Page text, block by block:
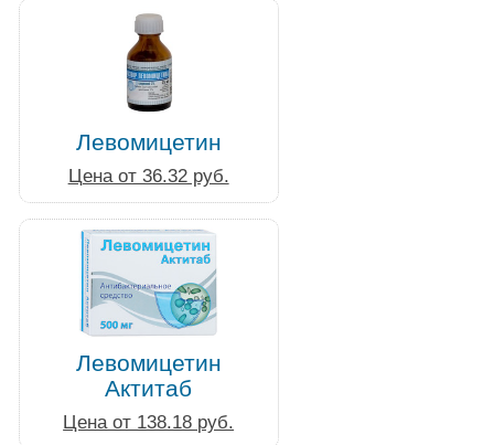
Левомицетин
Цена от 36.32 руб.
Левомицетин
Актитаб
Цена от 138.18 руб.